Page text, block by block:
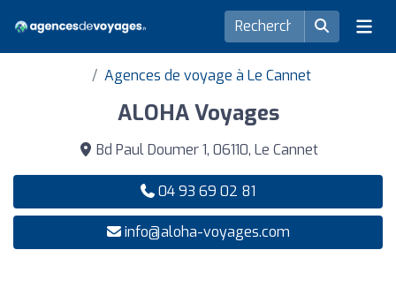
Agences de voyage à Le Cannet
ALOHA Voyages
Bd Paul Doumer 1, 06110, Le Cannet
04 93 69 02 81
info@aloha-voyages.com